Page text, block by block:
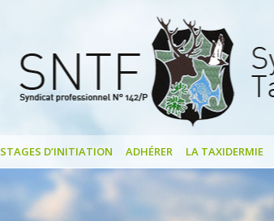
STAGES D’INITIATION ADHÉRER LA TAXIDERMIE